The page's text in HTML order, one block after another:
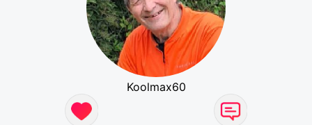
Koolmax60